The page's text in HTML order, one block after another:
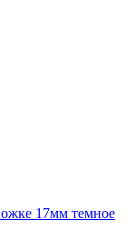
17мм темное